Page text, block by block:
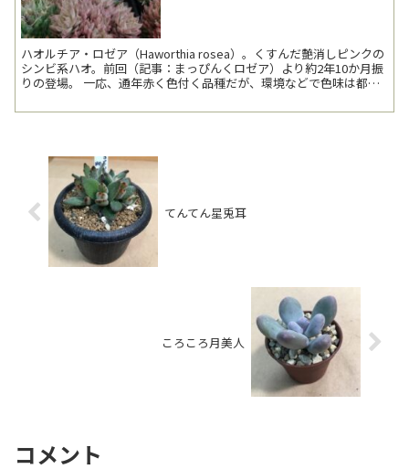
ハオルチア・ロゼア（Haworthia rosea）。くすんだ艶消しピンクの
シンビ系ハオ。前回（記事：まっぴんくロゼア）より約2年10か月振
りの登場。 一応、通年赤く色付く品種だが、環境などで色味は都度
てんてん星兎耳
ころころ月美人
コメント